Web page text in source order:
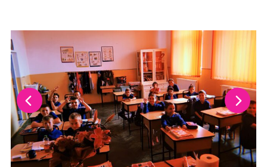
La modification de la diapositive actuelle de ce